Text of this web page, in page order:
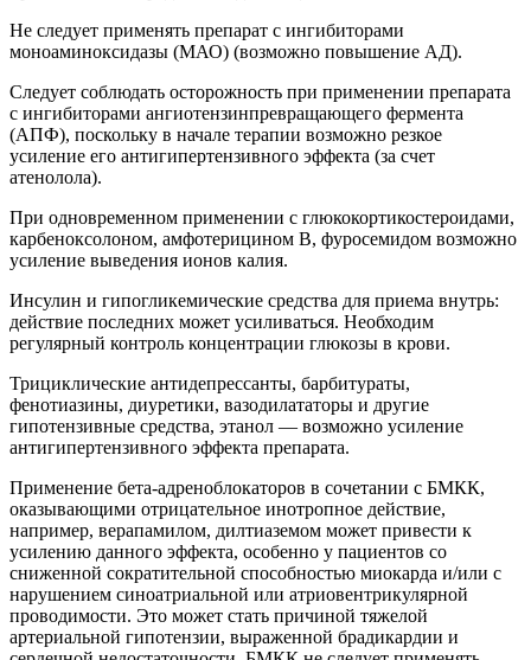
Не следует применять препарат с ингибиторами
моноаминоксидазы (МАО) (возможно повышение АД).
Следует соблюдать осторожность при применении препарата
с ингибиторами ангиотензинпревращающего фермента
(АПФ), поскольку в начале терапии возможно резкое
усиление его антигипертензивного эффекта (за счет
атенолола).
При одновременном применении с глюкокортикостероидами,
карбеноксолоном, амфотерицином В, фуросемидом возможно
усиление выведения ионов калия.
Инсулин и гипогликемические средства для приема внутрь:
действие последних может усиливаться. Необходим
регулярный контроль концентрации глюкозы в крови.
Трициклические антидепрессанты, барбитураты,
фенотиазины, диуретики, вазодилататоры и другие
гипотензивные средства, этанол — возможно усиление
антигипертензивного эффекта препарата.
Применение бета-адреноблокаторов в сочетании с БМКК,
оказывающими отрицательное инотропное действие,
например, верапамилом, дилтиаземом может привести к
усилению данного эффекта, особенно у пациентов со
сниженной сократительной способностью миокарда и/или с
нарушением синоатриальной или атриовентрикулярной
проводимости. Это может стать причиной тяжелой
артериальной гипотензии, выраженной брадикардии и